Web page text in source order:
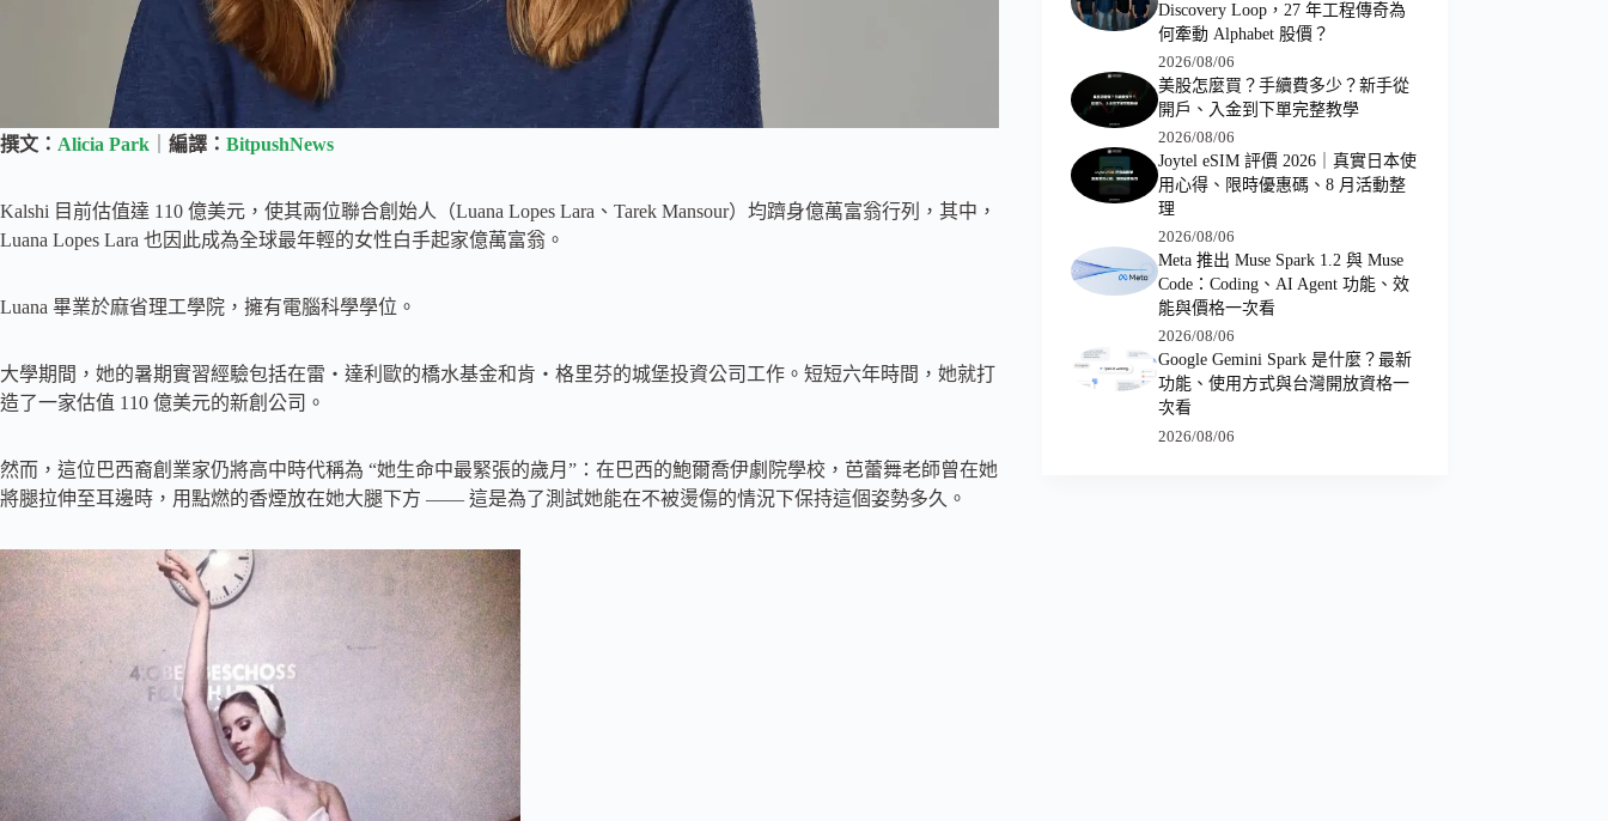
撰文： Alicia Park 編譯： BitpushNews
Kalshi 目前估值達 110 億美元，使其兩位聯合創始人（Luana Lopes Lara、Tarek Mansour）均躋身億萬富翁行列，其中，
Luana Lopes Lara 也因此成為全球最年輕的女性白手起家億萬富翁。
Luana 畢業於麻省理工學院，擁有電腦科學學位。
大學期間，她的暑期實習經驗包括在雷・達利歐的橋水基金和肯・格里芬的城堡投資公司工作。短短六年時間，她就打
造了一家估值 110 億美元的新創公司。
然而，這位巴西裔創業家仍將高中時代稱為 “她生命中最緊張的歲月”：在巴西的鮑爾喬伊劇院學校，芭蕾舞老師曾在她
將腿拉伸至耳邊時，用點燃的香煙放在她大腿下方 —— 這是為了測試她能在不被燙傷的情況下保持這個姿勢多久。
Discovery Loop，27 年工程傳奇為
何牽動 Alphabet 股價？
2026/08/06
美股怎麼買？手續費多少？新手從
開戶、入金到下單完整教學
2026/08/06
Joytel eSIM 評價 2026｜真實日本使
用心得、限時優惠碼、8 月活動整
理
2026/08/06
Meta 推出 Muse Spark 1.2 與 Muse
Code：Coding、AI Agent 功能、效
能與價格一次看
2026/08/06
Google Gemini Spark 是什麼？最新
功能、使用方式與台灣開放資格一
次看
2026/08/06